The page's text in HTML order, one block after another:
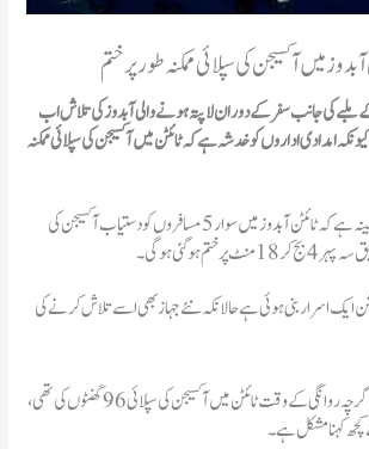
آبدوز میں آکسیجن کی سپلائی ممکنہ طور پر ختم
ملبے کی جانب سفر کے دوران لاپتہ ہونے والی آبدوز کی تلاش اب
امدادی اداروں کو خدشہ ہے کہ ٹائٹن میں آکسیجن کی سپلائی ممکنہ
امریکی کوسٹ گارڈ حکام کا تخمینہ ہے کہ ٹائٹن آبدوز میں سوار 5 مسافروں کو دستیاب آکسیجن کی
ختم ہوگئی ہوگی۔
ایک اسرار بنی ہوئی ہے حالانکہ نئے جہاز بھی اسے تلاش کرنے کی
مگر حکام کا یہ بھی کہنا ہے کہ اگرچہ روانگی کے وقت ٹائٹن میں آکسیجن کی سپلائی 96 گھنٹوں کی تھی،
کہنا مشکل ہے۔